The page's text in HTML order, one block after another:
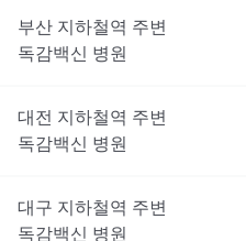
부산 지하철역 주변
독감백신
병원
대전 지하철역 주변
독감백신
병원
대구 지하철역 주변
독감백신
병원